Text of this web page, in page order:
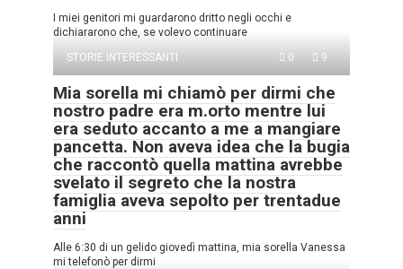
I miei genitori mi guardarono dritto negli occhi e
dichiararono che, se volevo continuare
STORIE INTERESSANTI
0 9
Mia sorella mi chiamò per dirmi che
nostro padre era m.orto mentre lui
era seduto accanto a me a mangiare
pancetta. Non aveva idea che la bugia
che raccontò quella mattina avrebbe
svelato il segreto che la nostra
famiglia aveva sepolto per trentadue
anni
Alle 6:30 di un gelido giovedì mattina, mia sorella Vanessa
mi telefonò per dirmi